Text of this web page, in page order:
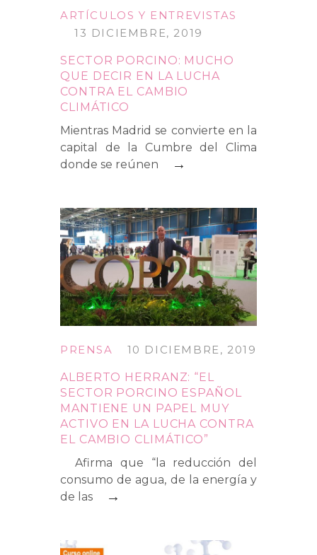
ARTÍCULOS Y ENTREVISTAS
13 DICIEMBRE, 2019
SECTOR PORCINO: MUCHO
QUE DECIR EN LA LUCHA
CONTRA EL CAMBIO
CLIMÁTICO
Mientras Madrid se convierte en la
capital de la Cumbre del Clima
donde se reúnen
→
PRENSA 10 DICIEMBRE, 2019
ALBERTO HERRANZ: “EL
SECTOR PORCINO ESPAÑOL
MANTIENE UN PAPEL MUY
ACTIVO EN LA LUCHA CONTRA
EL CAMBIO CLIMÁTICO”
Afirma que “la reducción del
consumo de agua, de la energía y
de las
→